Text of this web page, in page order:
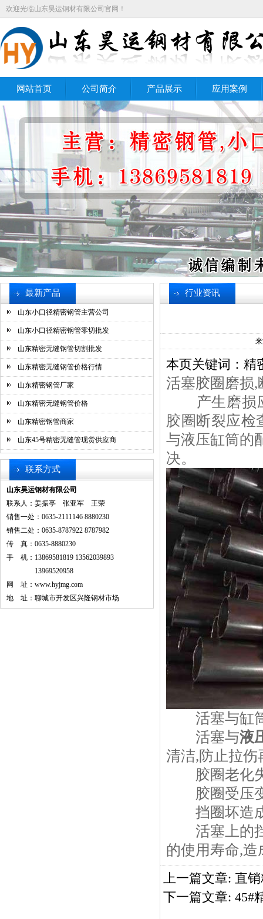
欢迎光临山东昊运钢材有限公司官网！
网站首页 公司简介 产品展示 应用案例
最新产品
山东小口径精密钢管主营公司
山东小口径精密钢管零切批发
山东精密无缝钢管切割批发
山东精密无缝钢管价格行情
山东精密钢管厂家
山东精密无缝钢管价格
山东精密钢管商家
山东45号精密无缝管现货供应商
联系方式
山东昊运钢材有限公司
联系人：姜振亭 张亚军 王荣
销售一处：0635-2111146 8880230
销售二处：0635-8787922 8787982
传 真：0635-8880230
手 机：13869581819 13562039893
13969520958
网 址： www.hyjmg.com
地 址：聊城市开发区兴隆钢材市场
行业资讯
本页关键词：精
活塞胶圈磨损
产生磨损应
胶圈断裂应检
与液压缸筒的
决。
活塞与缸
活塞与液
清洁,防止拉
胶圈老化
胶圈受压变
挡圈坏造
活塞上的挡
的使用寿命,
上一篇文章: 直
下一篇文章: 45#